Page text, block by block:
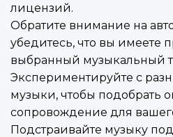
лицензий.
Обратите внимание на
убедитесь, что вы имеете
выбранный музыкальный
Экспериментируйте с
музыки, чтобы подобрать
сопровождение для
Подстраивайте музыку